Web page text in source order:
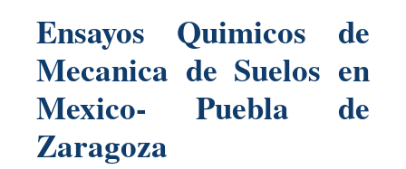
Ensayos Quimicos de
Mecanica de Suelos en
Mexico- Puebla de
Zaragoza